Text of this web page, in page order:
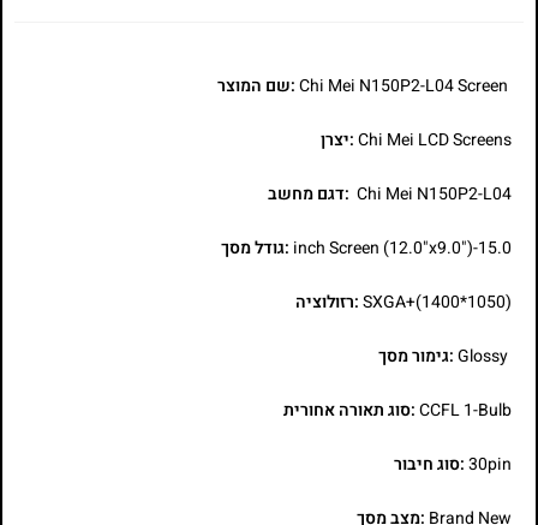
:שם המוצר
Chi Mei LCD Screens:יצרן
Chi Mei N150P2-L04 :דגם מחשב
15.0-inch Screen (12.0"x9.0") :גודל מסך
SXGA+(1400*1050):רזולוציה
Glossy:גימור מסך
CCFL 1-Bulb:סוג תאורה אחורית
30pin:סוג חיבור
Brand New :מצב מסך